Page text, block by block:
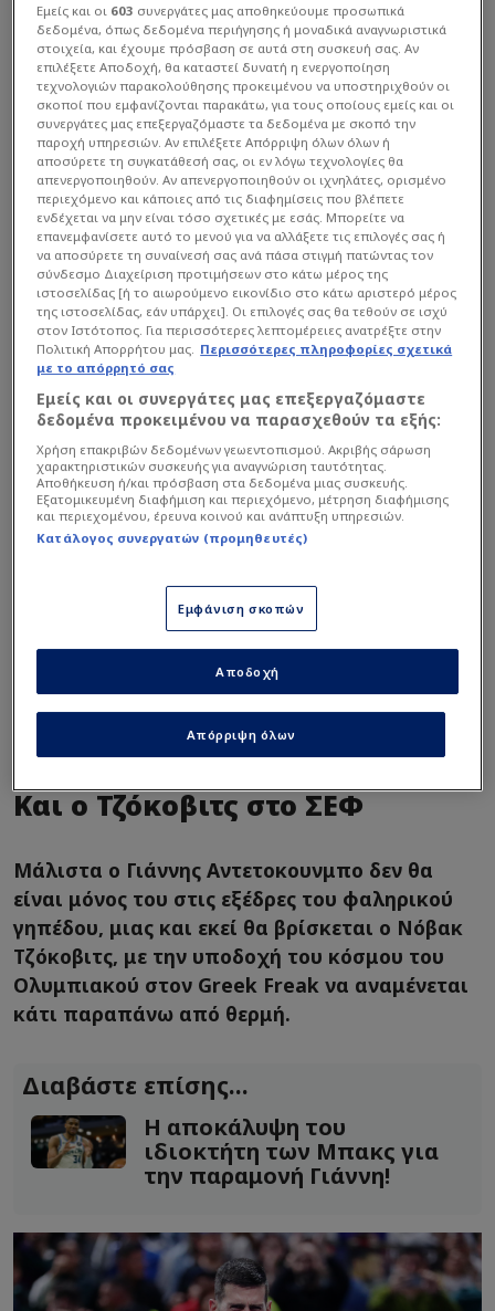
AP
Και ο Τζόκοβιτς στο ΣΕΦ
Μάλιστα ο Γιάννης Αντετοκουνμπο δεν θα
είναι μόνος του στις εξέδρες του φαληρικού
γηπέδου, μιας και εκεί θα βρίσκεται ο Νόβακ
Τζόκοβιτς, με την υποδοχή του κόσμου του
Ολυμπιακού στον Greek Freak να αναμένεται
κάτι παραπάνω από θερμή.
Διαβάστε επίσης...
Η αποκάλυψη του
ιδιοκτήτη των Μπακς για
την παραμονή Γιάννη!
Εμείς και οι 603 συνεργάτες μας αποθηκεύουμε προσωπικά
δεδομένα, όπως δεδομένα περιήγησης ή μοναδικά αναγνωριστικά
στοιχεία, και έχουμε πρόσβαση σε αυτά στη συσκευή σας. Αν
επιλέξετε Αποδοχή, θα καταστεί δυνατή η ενεργοποίηση
τεχνολογιών παρακολούθησης προκειμένου να υποστηριχθούν οι
σκοποί που εμφανίζονται παρακάτω, για τους οποίους εμείς και οι
συνεργάτες μας επεξεργαζόμαστε τα δεδομένα με σκοπό την
παροχή υπηρεσιών. Αν επιλέξετε Απόρριψη όλων όλων ή
αποσύρετε τη συγκατάθεσή σας, οι εν λόγω τεχνολογίες θα
απενεργοποιηθούν. Αν απενεργοποιηθούν οι ιχνηλάτες, ορισμένο
περιεχόμενο και κάποιες από τις διαφημίσεις που βλέπετε
ενδέχεται να μην είναι τόσο σχετικές με εσάς. Μπορείτε να
επανεμφανίσετε αυτό το μενού για να αλλάξετε τις επιλογές σας ή
να αποσύρετε τη συναίνεσή σας ανά πάσα στιγμή πατώντας τον
σύνδεσμο Διαχείριση προτιμήσεων στο κάτω μέρος της
ιστοσελίδας [ή το αιωρούμενο εικονίδιο στο κάτω αριστερό μέρος
της ιστοσελίδας, εάν υπάρχει]. Οι επιλογές σας θα τεθούν σε ισχύ
στον Ιστότοπος. Για περισσότερες λεπτομέρειες ανατρέξτε στην
Πολιτική Απορρήτου μας. Περισσότερες πληροφορίες σχετικά
με το απόρρητό σας
Εμείς και οι συνεργάτες μας επεξεργαζόμαστε
δεδομένα προκειμένου να παρασχεθούν τα εξής:
Χρήση επακριβών δεδομένων γεωεντοπισμού. Ακριβής σάρωση
χαρακτηριστικών συσκευής για αναγνώριση ταυτότητας.
Αποθήκευση ή/και πρόσβαση στα δεδομένα μιας συσκευής.
Εξατομικευμένη διαφήμιση και περιεχόμενο, μέτρηση διαφήμισης
και περιεχομένου, έρευνα κοινού και ανάπτυξη υπηρεσιών.
Κατάλογος συνεργατών (προμηθευτές)
Εμφάνιση σκοπών
Απόρριψη όλων
Αποδοχή